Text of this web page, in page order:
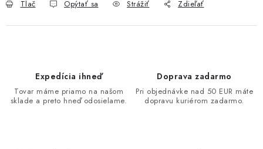
Tlač Opýtať sa Strážiť Zdieľať
Expedícia ihneď
Tovar máme priamo na našom
sklade a preto hneď odosielame.
Doprava zadarmo
Pri objednávke nad 50 EUR máte
dopravu kuriérom zadarmo.